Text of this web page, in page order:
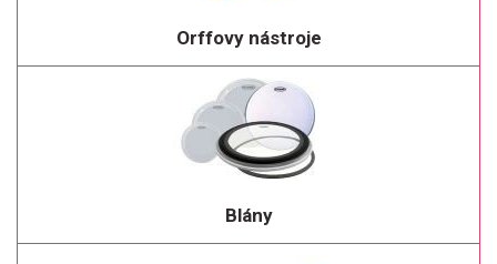
Orffovy nástroje
Blány